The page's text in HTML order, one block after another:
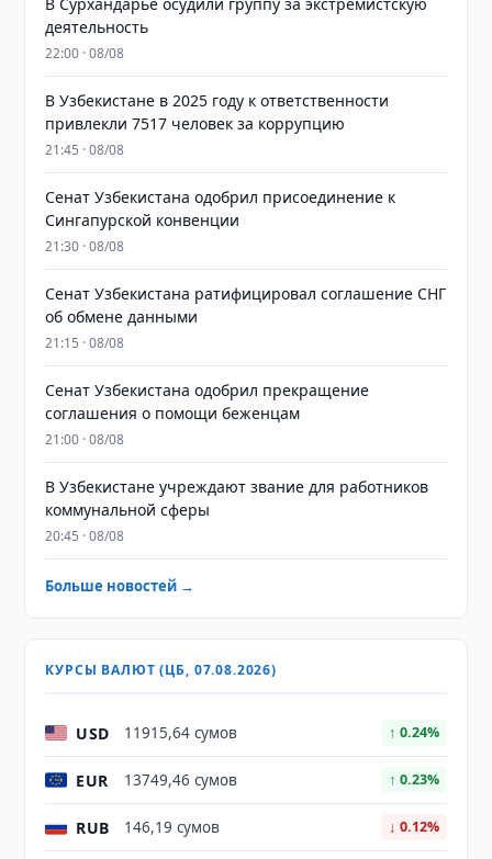
деятельность
22:00 · 08/08
В Узбекистане в 2025 году к ответственности
привлекли 7517 человек за коррупцию
21:45 · 08/08
Сенат Узбекистана одобрил присоединение к
Сингапурской конвенции
21:30 · 08/08
Сенат Узбекистана ратифицировал соглашение СНГ
об обмене данными
21:15 · 08/08
Сенат Узбекистана одобрил прекращение
соглашения о помощи беженцам
21:00 · 08/08
В Узбекистане учреждают звание для работников
коммунальной сферы
20:45 · 08/08
Больше новостей →
КУРСЫ ВАЛЮТ (ЦБ, 07.08.2026)
USD 11915,64 сумов ↑ 0.24%
EUR 13749,46 сумов ↑ 0.23%
RUB 146,19 сумов ↓ 0.12%